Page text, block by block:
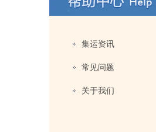
集运资讯
常见问题
关于我们